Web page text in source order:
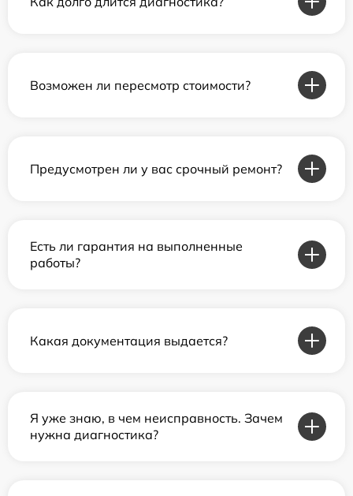
Возможен ли пересмотр стоимости?
Предусмотрен ли у вас срочный ремонт?
Есть ли гарантия на выполненные
работы?
Какая документация выдается?
Я уже знаю, в чем неисправность. Зачем
нужна диагностика?